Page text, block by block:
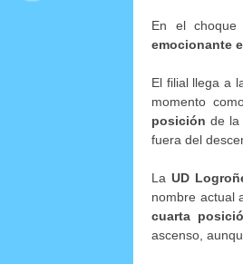
En el choque
emocionante
El filial llega a
momento
posiciónde la
fuera del
La UD
nombre actual
cuarta
ascenso,